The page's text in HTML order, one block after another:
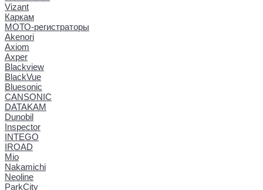
Vizant
Каркам
МОТО-регистраторы
Akenori
Axiom
Axper
Blackview
BlackVue
Bluesonic
CANSONIC
DATAKAM
Dunobil
Inspector
INTEGO
IROAD
Mio
Nakamichi
Neoline
ParkCity